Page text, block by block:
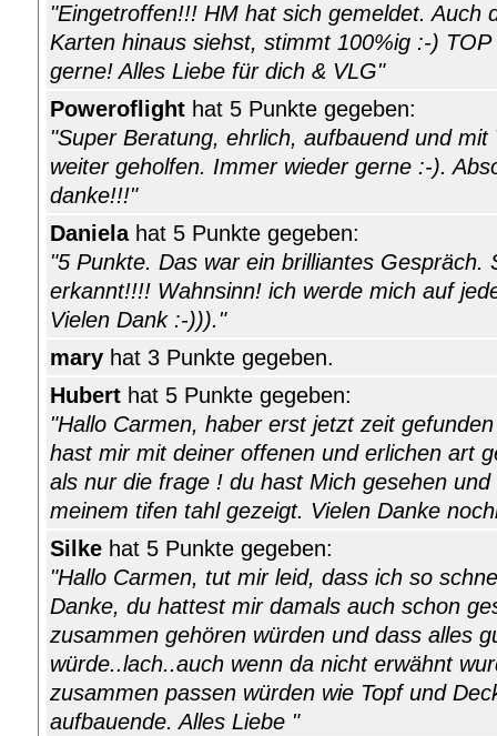
"Eingetroffen!!! HM hat sich gemeldet. Auch
Karten hinaus siehst, stimmt 100%ig :-)
gerne! Alles Liebe für dich & VLG"
Poweroflight hat 5 Punkte gegeben:
"Super Beratung, ehrlich, aufbauend und
weiter geholfen. Immer wieder gerne :-).
danke!!!"
Danielahat 5 Punkte gegeben:
"5 Punkte. Das war ein brilliantes Gespräch.
erkannt!!!! Wahnsinn! ich werde mich auf
Vielen Dank :-)))."
mary hat 3 Punkte gegeben.
Hubert hat 5 Punkte gegeben:
"Hallo Carmen, haber erst jetzt zeit
hast mir mit deiner offenen und erlichen art
als nur die frage ! du hast Mich gesehen
meinem tifen tahl gezeigt. Vielen Danke
Silke hat 5 Punkte gegeben:
"Hallo Carmen, tut mir leid, dass ich so
Danke, du hattest mir damals auch schon
zusammen gehören würden und dass alles
würde..lach..auch wenn da nicht erwähnt
zusammen passen würden wie Topf und
aufbauende. Alles Liebe "